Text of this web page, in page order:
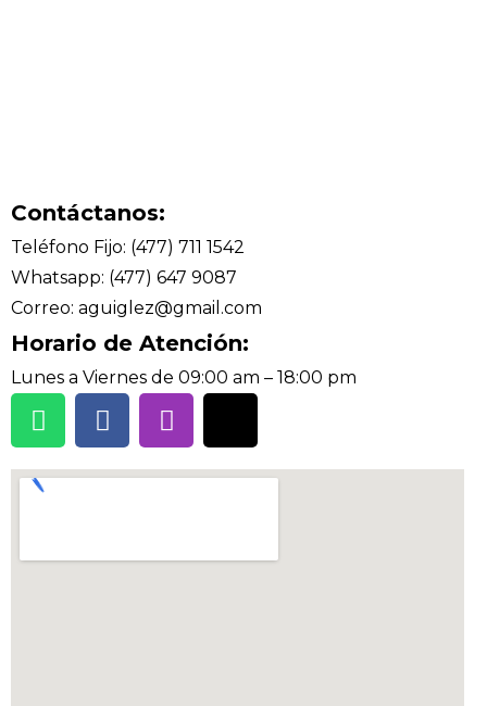
Contáctanos:
Teléfono Fijo: (477) 711 1542
Whatsapp: (477) 647 9087
Correo: aguiglez@gmail.com
Horario de Atención:
Lunes a Viernes de 09:00 am – 18:00 pm